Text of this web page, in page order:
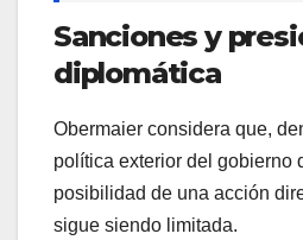
Sanciones y
diplomática
Obermaier considera que,
política exterior del gobierno
posibilidad de una acción
sigue siendo limitada.